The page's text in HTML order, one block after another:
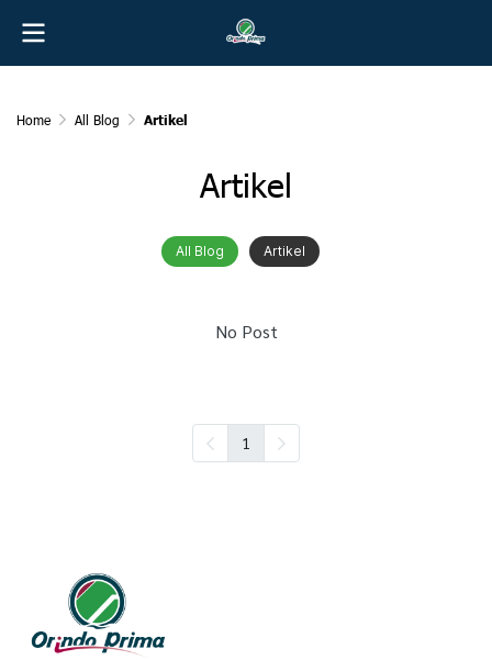
Home All Blog Artikel
Artikel
All Blog Artikel
No Post
1